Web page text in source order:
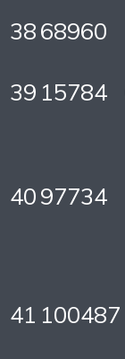
3868960
39 15784
4097734
41 100487